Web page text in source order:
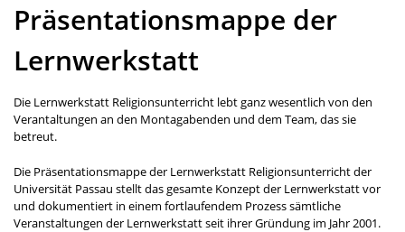
Präsentationsmappe der
Lernwerkstatt
Die Lernwerkstatt Religionsunterricht lebt ganz wesentlich von den
Verantaltungen an den Montagabenden und dem Team, das sie
betreut.
Die Präsentationsmappe der Lernwerkstatt Religionsunterricht der
Universität Passau stellt das gesamte Konzept der Lernwerkstatt vor
und dokumentiert in einem fortlaufendem Prozess sämtliche
Veranstaltungen der Lernwerkstatt seit ihrer Gründung im Jahr 2001.